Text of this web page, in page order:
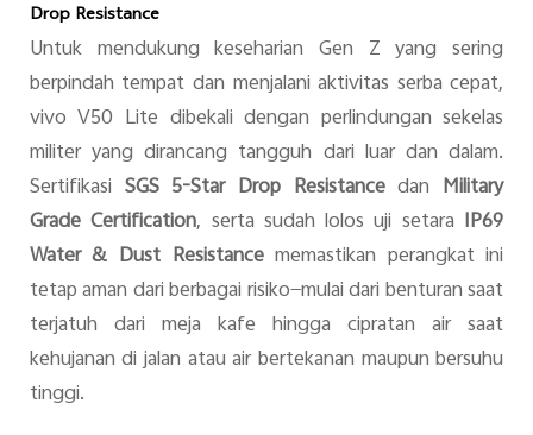
Drop Resistance
Untuk mendukung keseharian Gen Z yang sering
berpindah tempat dan menjalani aktivitas serba cepat,
vivo V50 Lite dibekali dengan perlindungan sekelas
militer yang dirancang tangguh dari luar dan dalam.
Sertifikasi SGS 5-Star Drop Resistancedan Military
Grade Certification, serta sudah lolos uji setara IP69
Water & Dust Resistancememastikan perangkat ini
tetap aman dari berbagai risiko—mulai dari benturan saat
terjatuh dari meja kafe hingga cipratan air saat
kehujanan di jalan atau air bertekanan maupun bersuhu
tinggi.